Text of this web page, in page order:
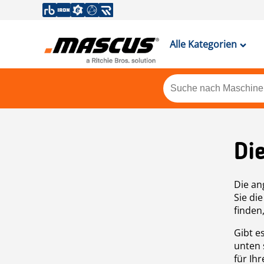
Alle Kategorien
Die
Sie
Gibt
unten
für